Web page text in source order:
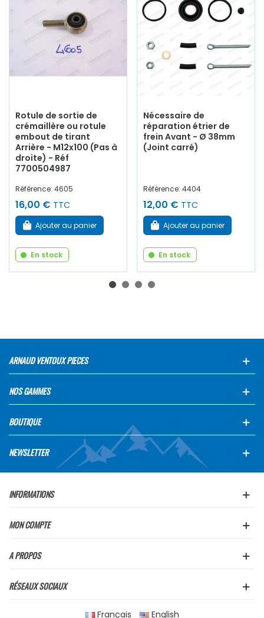
Rotule de sortie de
crémaillère ou rotule
embout de tirant
Arrière - M12x100 (Pas à
droite) - Réf
7700504987
Référence: 4605
16,00 € TTC
Ajouter au panier
En stock
Nécessaire de
réparation étrier de
frein Avant - Ø 38mm
(Joint carré)
Référence: 4404
12,00 € TTC
Ajouter au panier
En stock
ARNAUD VENTOUX PIECES
NOS GAMMES
BOUTIQUE
NEWSLETTER
INFORMATIONS
MON COMPTE
A PROPOS
RÉSEAUX SOCIAUX
Français English